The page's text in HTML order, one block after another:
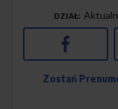
DZIAŁ
Zostań